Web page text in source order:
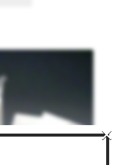
×